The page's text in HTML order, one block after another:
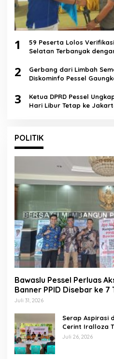
1
59 Peserta Lolos
Selatan Terbanyak
2
Gerbang dari Limbah
Diskominfo Pessel
3
Ketua DPRD Pessel
Hari Libur Tetap ke
POLITIK
Bawaslu Pessel Perluas
Banner PPID Disebar ke 7
Juli 31, 2026
Serap Aspirasi
Cerint Iralloza
Kurikulum
Juli 26, 2026